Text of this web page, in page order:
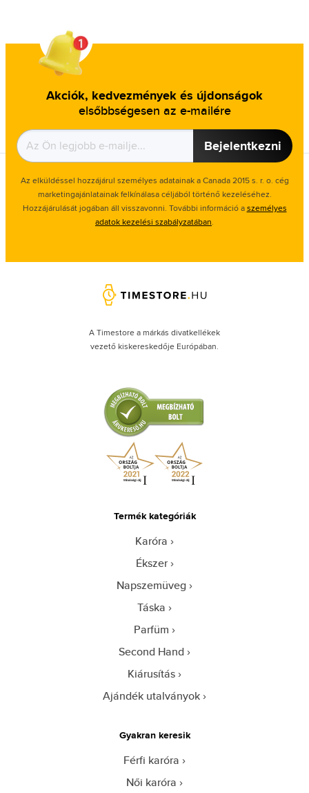
Akciók, kedvezmények és újdonságok
elsőbbségesen az e-mailére
Bejelentkezni
Az elküldéssel hozzájárul személyes adatainak a Canada 2015 s. r. o. cég
marketingajánlatainak felkínálasa céljából történő kezeléséhez.
Hozzájárulását jogában áll visszavonni. További információ aszemélyes
adatok kezelési szabályzatában.
A Timestore a márkás divatkellékek
vezető kiskereskedője Európában.
Termék kategóriák
Karóra
Ékszer
Napszemüveg
Táska
Parfüm
Second Hand
Kiárusítás
Ajándék utalványok
Gyakran keresik
Férfi karóra
Női karóra